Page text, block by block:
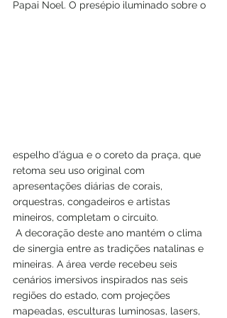
Papai Noel. O presépio iluminado sobre o
espelho d’água e o coreto da praça, que
retoma seu uso original com
apresentações diárias de corais,
orquestras, congadeiros e artistas
mineiros, completam o circuito.
de sinergia entre as tradições natalinas e
mineiras. A área verde recebeu seis
cenários imersivos inspirados nas seis
regiões do estado, com projeções
mapeadas, esculturas luminosas, lasers,